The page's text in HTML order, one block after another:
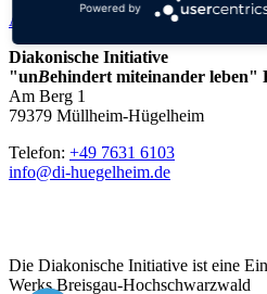
Alle aktuellen Meldungen
Diakonische Initiative
"unBehindert miteinander leben"
Am Berg 1
79379 Müllheim-Hügelheim
Telefon: +49 7631 6103
info@di-huegelheim.de
Die Diakonische Initiative ist eine
Werks Breisgau-Hochschwarzwald
Powered by